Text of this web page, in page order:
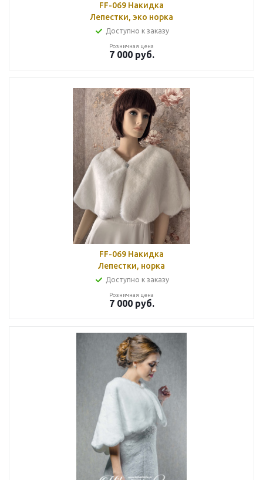
FF-069 Накидка
Лепестки, эко норка
Доступно к заказу
Розничная цена
7 000руб.
FF-069 Накидка
Лепестки, норка
Доступно к заказу
Розничная цена
7 000руб.